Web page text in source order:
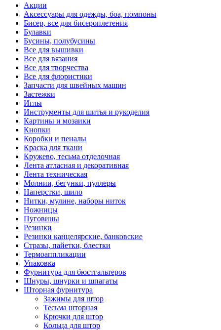
Акции
Аксессуары для одежды, боа, помпоны
Бисер, все для бисероплетения
Булавки
Бусины, полубусины
Все для вышивки
Все для вязания
Все для творчества
Все для флористики
Запчасти для швейных машин
Застежки
Иглы
Инструменты для шитья и рукоделия
Картины и мозаики
Кнопки
Коробки и пеналы
Краска для ткани
Кружево, тесьма отделочная
Лента атласная и декоративная
Лента техническая
Молнии, бегунки, пуллеры
Наперстки, шило
Нитки, мулине, наборы ниток
Ножницы
Пуговицы
Резинки
Резинки канцелярские, банковские
Стразы, пайетки, блестки
Термоаппликации
Упаковка
Фурнитура для бюстгальтеров
Шнуры, шнурки и шпагаты
Шторная фурнитура
Зажимы для штор
Тесьма шторная
Крючки для штор
Кольца для штор